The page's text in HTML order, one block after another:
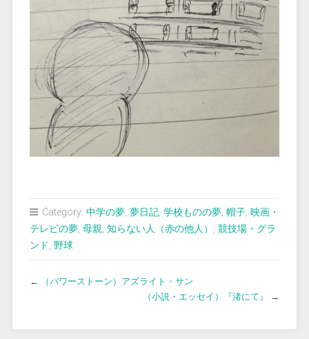
Category: 中学の夢, 夢日記, 学校ものの夢, 帽子, 映画・
テレビの夢, 母親, 知らない人（赤の他人） , 競技場・グラ
ンド, 野球
←
（パワーストーン）アズライト・サン
（小説・エッセイ）『渚にて』
→